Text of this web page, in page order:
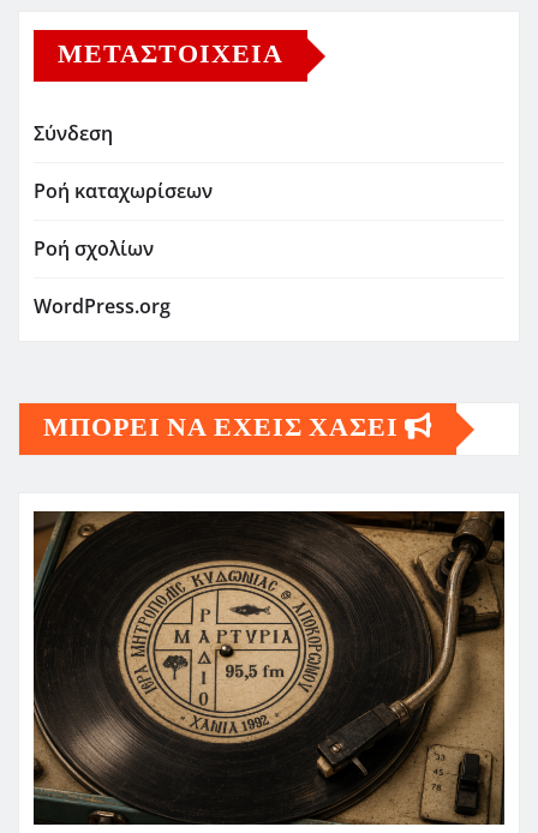
ΜΕΤΑΣΤΟΙΧΕΊΑ
Σύνδεση
Ροή καταχωρίσεων
Ροή σχολίων
WordPress.org
ΜΠΟΡΕΙ ΝΑ ΕΧΕΙΣ ΧΑΣΕΙ